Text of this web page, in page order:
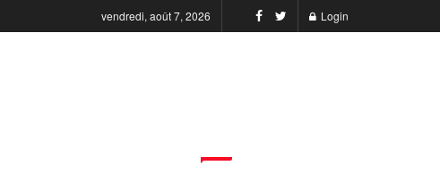
vendredi, août 7, 2026 Login